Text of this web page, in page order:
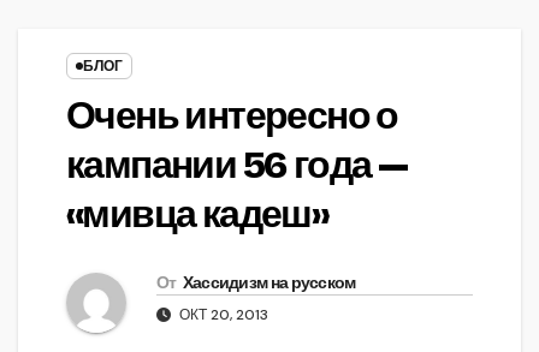
БЛОГ
Очень интересно о
кампании 56 года —
«мивца кадеш»
От Хассидизм на русском
ОКТ 20, 2013